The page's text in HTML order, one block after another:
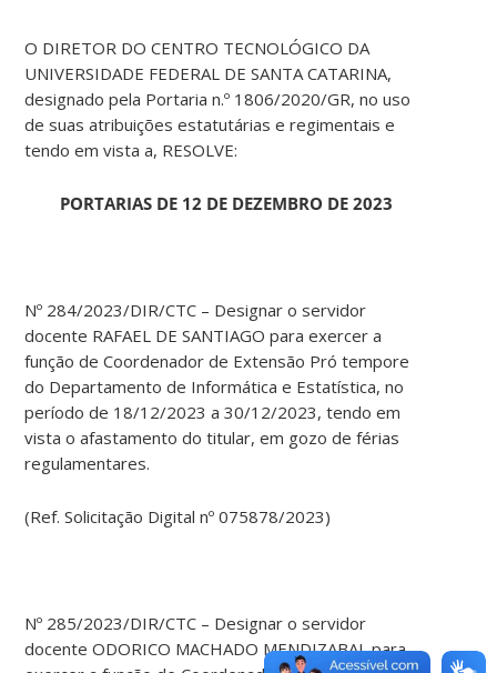
O DIRETOR DO CENTRO TECNOLÓGICO DA
UNIVERSIDADE FEDERAL DE SANTA CATARINA,
designado pela Portaria n.º 1806/2020/GR, no uso
de suas atribuições estatutárias e regimentais e
tendo em vista a, RESOLVE:
PORTARIAS DE 12 DE DEZEMBRO DE 2023
Nº 284/2023/DIR/CTC – Designar o servidor
docente RAFAEL DE SANTIAGO para exercer a
função de Coordenador de Extensão Pró tempore
do Departamento de Informática e Estatística, no
período de 18/12/2023 a 30/12/2023, tendo em
vista o afastamento do titular, em gozo de férias
regulamentares.
(Ref. Solicitação Digital nº 075878/2023)
Nº 285/2023/DIR/CTC – Designar o servidor
docente ODORICO MACHADO MENDIZABAL para